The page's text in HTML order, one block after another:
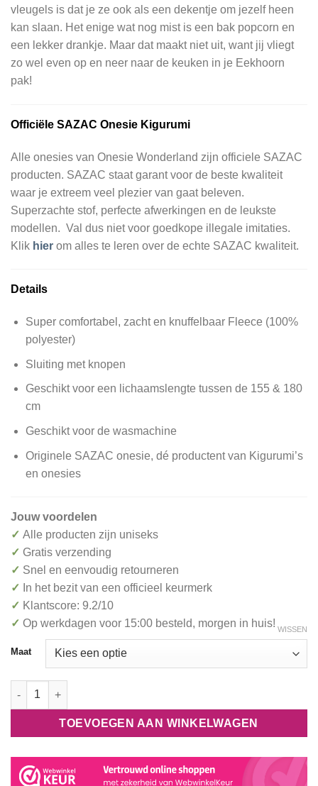
vleugels is dat je ze ook als een dekentje om jezelf heen
kan slaan. Het enige wat nog mist is een bak popcorn en
een lekker drankje. Maar dat maakt niet uit, want jij vliegt
zo wel even op en neer naar de keuken in je Eekhoorn
pak!
Officiële SAZAC Onesie Kigurumi
Alle onesies van Onesie Wonderland zijn officiele SAZAC
producten. SAZAC staat garant voor de beste kwaliteit
waar je extreem veel plezier van gaat beleven.
Superzachte stof, perfecte afwerkingen en de leukste
modellen. Val dus niet voor goedkope illegale imitaties.
Klik hier om alles te leren over de echte SAZAC kwaliteit.
Details
Super comfortabel, zacht en knuffelbaar Fleece (100%
polyester)
Sluiting met knopen
Geschikt voor een lichaamslengte tussen de 155 & 180
cm
Geschikt voor de wasmachine
Originele SAZAC onesie, dé productent van Kigurumi’s
en onesies
Jouw voordelen
✓ Alle producten zijn uniseks
✓ Gratis verzending
✓ Snel en eenvoudig retourneren
✓ In het bezit van een officieel keurmerk
✓ Klantscore: 9.2/10
✓ Op werkdagen voor 15:00 besteld, morgen in huis!
Maat
WISSEN
Vliegende Eekhoorn Onesie Kigurumi SAZAC aantal
TOEVOEGEN AAN WINKELWAGEN